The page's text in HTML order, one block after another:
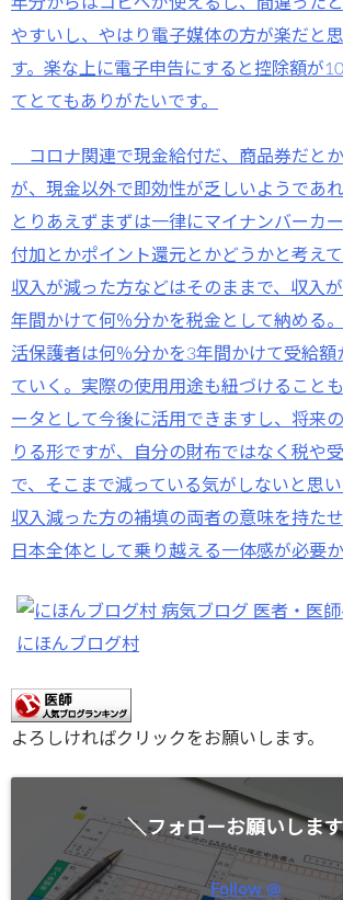
年分からはコピペが使えるし、間違った
やすいし、やはり電子媒体の方が楽だと
す。楽な上に電子申告にすると控除額が
てとてもありがたいです。
コロナ関連で現金給付だ、商品券だと
が、現金以外で即効性が乏しいようであ
とりあえずまずは一律にマイナンバーカ
付加とかポイント還元とかどうかと考え
収入が減った方などはそのままで、収入
年間かけて何％分かを税金として納める
活保護者は何％分かを3年間かけて受給額
ていく。実際の使用用途も紐づけること
ータとして今後に活用できますし、将来
りる形ですが、自分の財布ではなく税や
で、そこまで減っている気がしないと思
収入減った方の補填の両者の意味を持た
日本全体として乗り越える一体感が必要か
にほんブログ村
よろしければクリックをお願いします。
＼フォローお願いしま
Follow @